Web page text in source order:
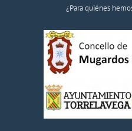
¿Para quiénes